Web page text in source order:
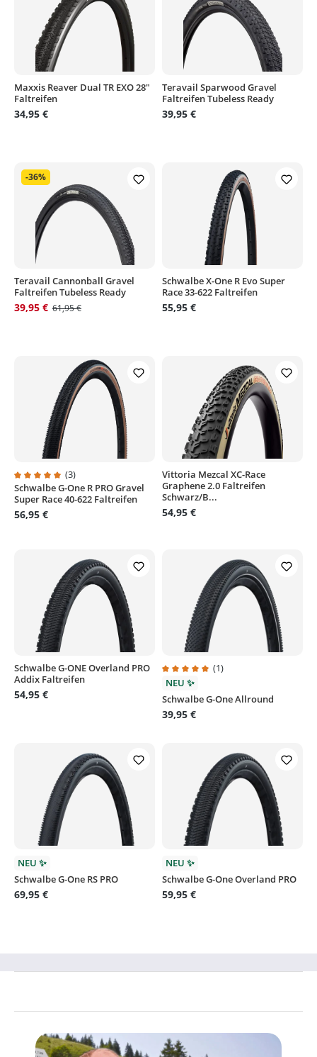
Maxxis Reaver Dual TR EXO 28"
Faltreifen
34,95 €
Teravail Sparwood Gravel
Faltreifen Tubeless Ready
39,95 €
Teravail Cannonball Gravel
Faltreifen Tubeless Ready
39,95 € 61,95 €
-36%
Schwalbe X-One R Evo Super
Race 33-622 Faltreifen
55,95 €
Durchschnittliche Bewertung von 5 von 5 Sternen
(3)
Schwalbe G-One R PRO Gravel
Super Race 40-622 Faltreifen
56,95 €
Vittoria Mezcal XC-Race
Graphene 2.0 Faltreifen
Schwarz/B...
54,95 €
Schwalbe G-ONE Overland PRO
Addix Faltreifen
54,95 €
Durchschnittliche Bewertung
(1)
NEU ✨
Schwalbe G-One Allround
39,95 €
NEU ✨
Schwalbe G-One RS PRO
69,95 €
NEU ✨
Schwalbe G-One Overland PRO
59,95 €